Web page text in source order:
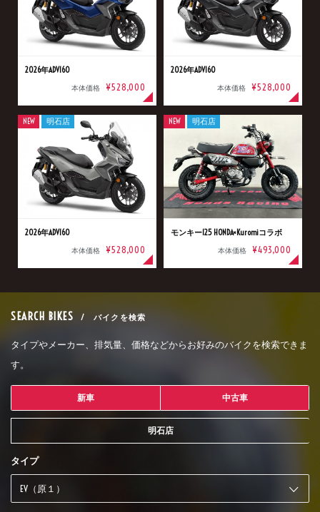
2026年ADV160
本体価格 ¥528,000
2026年ADV160
本体価格 ¥528,000
2026年ADV160
本体価格 ¥528,000
NEW 明石店
モンキー125 HONDA×Kuromiコラボ
本体価格 ¥493,000
NEW 明石店
SEARCH BIKES / バイクを検索
タイプやメーカー、排気量、価格などからお好みのバイクを検索できま
す。
新車 中古車
明石店
タイプ